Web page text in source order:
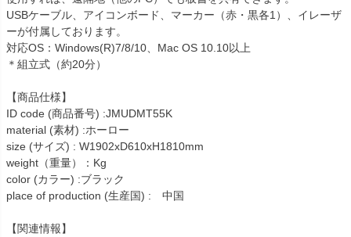
USBケーブル、アイコンボード、マーカー（赤・黒各1）、イレーザ
ーが付属しております。
対応OS：Windows(R)7/8/10、Mac OS 10.10以上
＊組立式（約20分）
【商品仕様】
ID code (商品番号) :JMUDMT55K
material (素材) :ホーロー
size (サイズ) : W1902xD610xH1810mm
weight（重量）：Kg
color (カラー) :ブラック
place of production (生産国) : 中国
【関連情報】